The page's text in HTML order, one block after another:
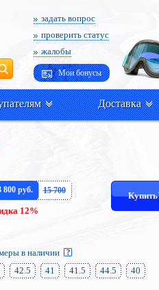
задать вопрос
проверить статус
жалобы
Мои бонусы
Доставка
800 руб. 15 700
12%
Купить
в наличии
42.5 41 41.5 44.5 40